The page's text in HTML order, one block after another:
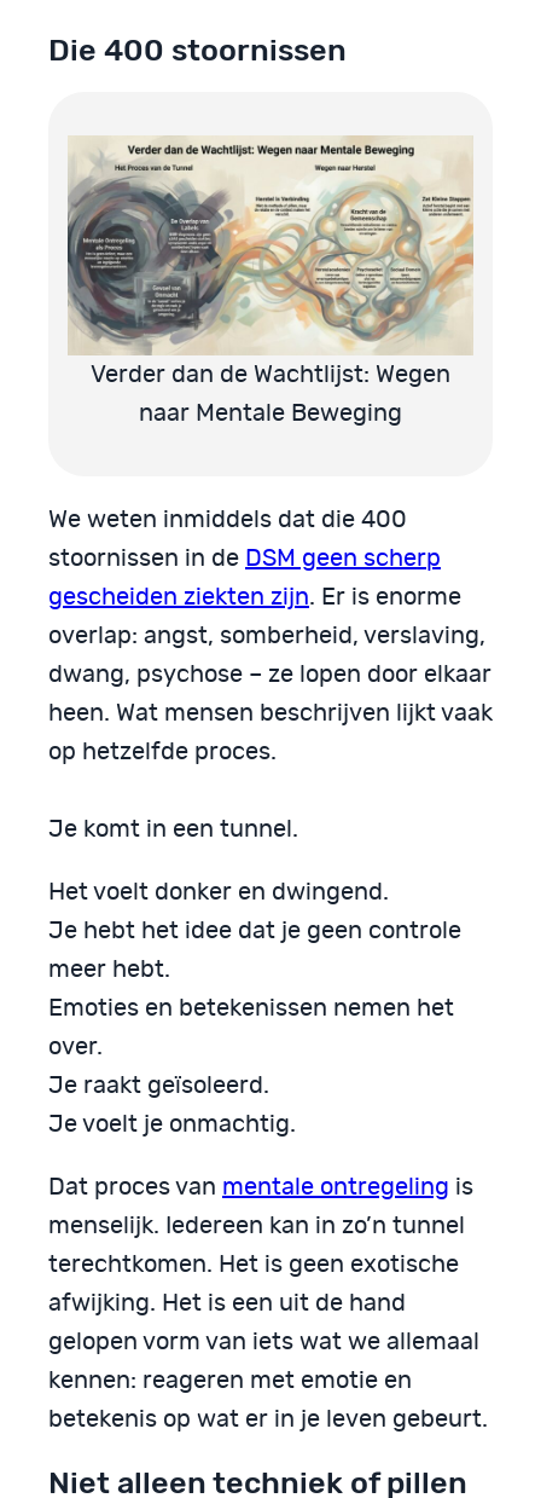
Die 400 stoornissen
Verder dan de Wachtlijst: Wegen
naar Mentale Beweging
We weten inmiddels dat die 400
stoornissen in de DSM geen scherp
gescheiden ziekten zijn. Er is enorme
overlap: angst, somberheid, verslaving,
dwang, psychose – ze lopen door elkaar
heen. Wat mensen beschrijven lijkt vaak
op hetzelfde proces.
Je komt in een tunnel.
Het voelt donker en dwingend.
Je hebt het idee dat je geen controle
meer hebt.
Emoties en betekenissen nemen het
over.
Je raakt geïsoleerd.
Je voelt je onmachtig.
Dat proces van mentale ontregeling is
menselijk. Iedereen kan in zo’n tunnel
terechtkomen. Het is geen exotische
afwijking. Het is een uit de hand
gelopen vorm van iets wat we allemaal
kennen: reageren met emotie en
betekenis op wat er in je leven gebeurt.
Niet alleen techniek of pillen